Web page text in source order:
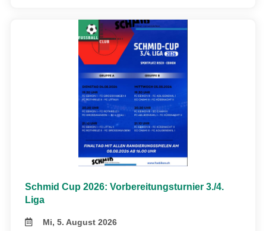
Schmid Cup 2026: Vorbereitungsturnier 3./4.
Liga
Mi, 5. August 2026